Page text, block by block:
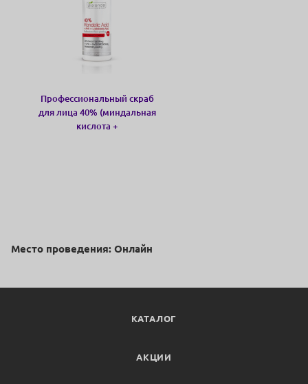
Профессиональный скраб
для лица 40% (миндальная
кислота +
Место проведения: Онлайн
КАТАЛОГ
АКЦИИ